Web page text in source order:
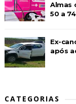
Almas
50 a
Ex-
após
CATEGORIAS